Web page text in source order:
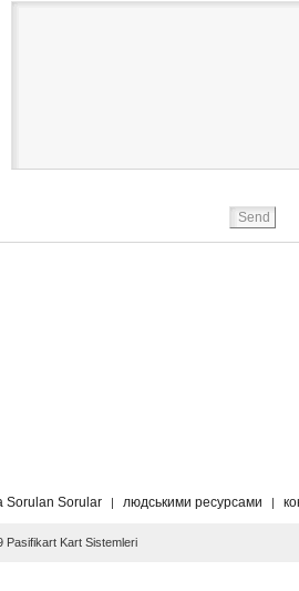
Sorulan Sorular | людськими ресурсами |
Pasifikart Kart Sistemleri